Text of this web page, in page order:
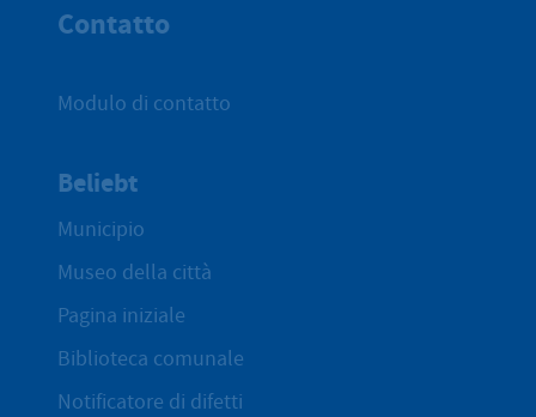
Contatto
Modulo di contatto
Beliebt
Municipio
Museo della città
Pagina iniziale
Biblioteca comunale
Notificatore di difetti